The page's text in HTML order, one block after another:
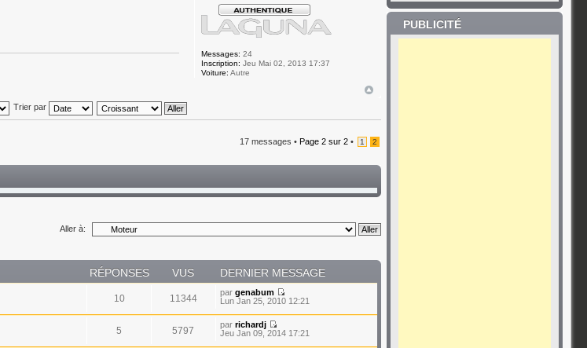
Messages: 24
Inscription: Jeu Mai 02, 2013 17:37
Voiture: Autre
Trier par
17 messages •Page2 sur2 • 1 2
Aller à:
RÉPONSES VUS DERNIER MESSAGE
10 11344
par genabum
Lun Jan 25, 2010 12:21
5 5797
par richardj
Jeu Jan 09, 2014 17:21
PUBLICITÉ